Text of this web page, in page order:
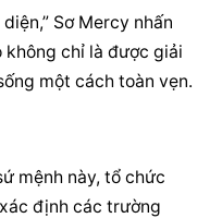
Sơ Mercy nhấn
không chỉ là được giải
một cách toàn vẹn.
mệnh này, tổ chức
định các trường